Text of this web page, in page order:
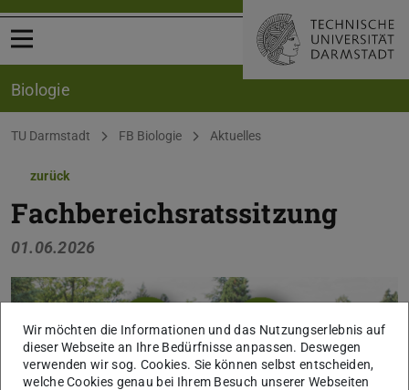
Menü öffnen
Biologie
Sie befinden sich hier:
TU Darmstadt FB Biologie Aktuelles
zurück
Fachbereichsratssitzung
01.06.2026
Wir möchten die Informationen und das Nutzungserlebnis auf
dieser Webseite an Ihre Bedürfnisse anpassen. Deswegen
verwenden wir sog. Cookies. Sie können selbst entscheiden,
welche Cookies genau bei Ihrem Besuch unserer Webseiten